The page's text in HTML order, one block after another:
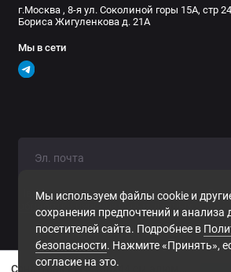
Мы используем файлы cookie и
сохранения предпочтений и анализа
посетителей сайта. Подробнее в
безопасности. Нажмите «Принять»,
согласие на это.
г.Москва , 8-я ул. Соколиной горы 15А, стр
Бориса Жигуленкова д. 21А
Мы в сети
Нажимая на кнопку «Подписаться», Вы
обработку персональных данных.